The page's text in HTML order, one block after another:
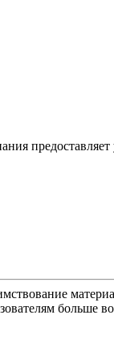
больше